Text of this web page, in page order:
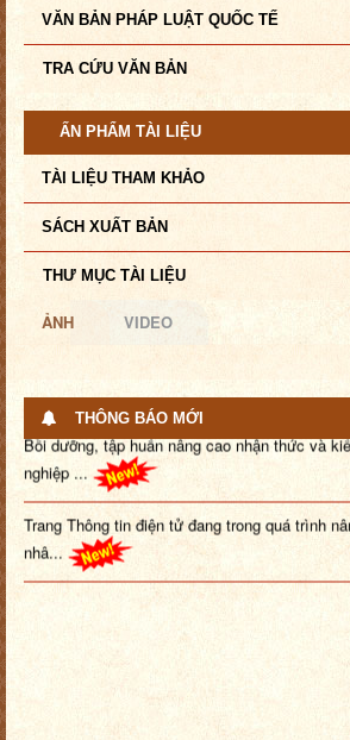
VĂN BẢN PHÁP LUẬT QUỐC TẾ
TRA CỨU VĂN BẢN
ẤN PHẨM TÀI LIỆU
TÀI LIỆU THAM KHẢO
SÁCH XUẤT BẢN
THƯ MỤC TÀI LIỆU
ẢNH VIDEO
THÔNG BÁO MỚI
Bồi dưỡng, tập huấn nâng cao nhận thức và
nghiệp ...
Trang Thông tin điện tử đang trong quá trình
nhâ...